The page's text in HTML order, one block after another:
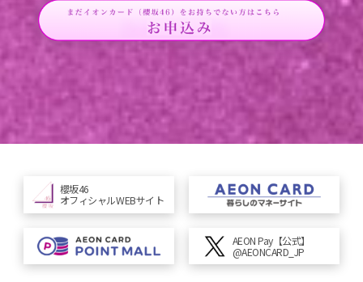
櫻坂46
オフィシャルWEBサイト
AEON Pay【公式】
@AEONCARD_JP